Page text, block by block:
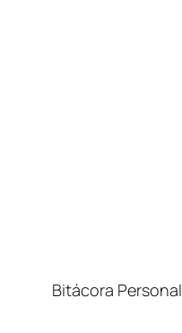
Bitácora Personal